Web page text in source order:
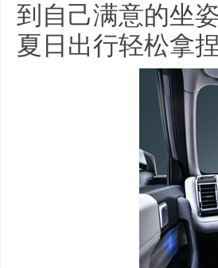
到自己满意的坐
夏日出行轻松拿捏